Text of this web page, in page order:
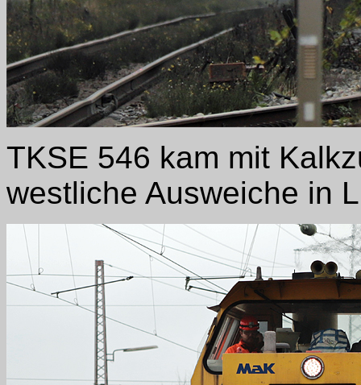
TKSE 546 kam mit
westliche Ausweiche in